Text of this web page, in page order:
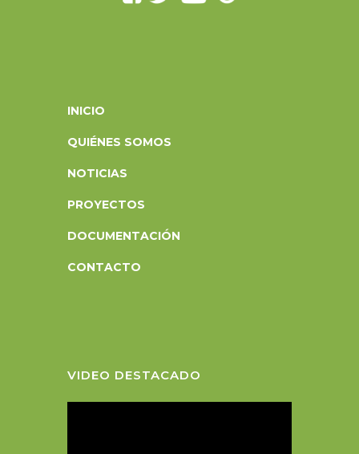
INICIO
QUIÉNES SOMOS
NOTICIAS
PROYECTOS
DOCUMENTACIÓN
CONTACTO
VIDEO DESTACADO